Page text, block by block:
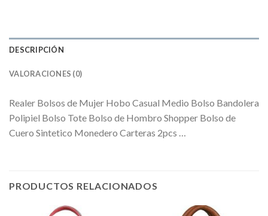
DESCRIPCIÓN
VALORACIONES (0)
Realer Bolsos de Mujer Hobo Casual Medio Bolso Bandolera
Polipiel Bolso Tote Bolso de Hombro Shopper Bolso de
Cuero Sintetico Monedero Carteras 2pcs …
PRODUCTOS RELACIONADOS